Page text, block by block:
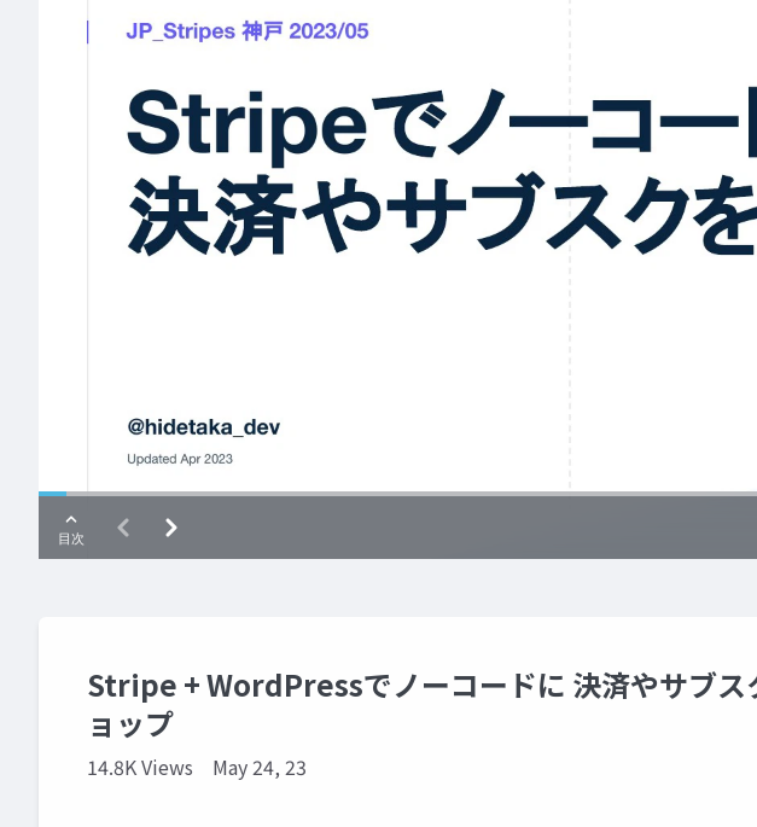
Stripe + WordPressでノーコードに 決済やサブス
ョップ
14.8K Views May 24, 23